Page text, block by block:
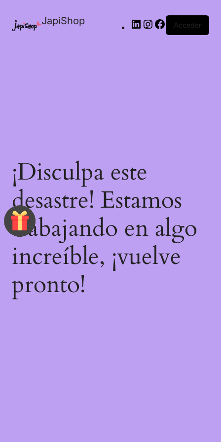
JapiShop Acceder
¡Disculpa este
desastre! Estamos
trabajando en algo
increíble, ¡vuelve
pronto!